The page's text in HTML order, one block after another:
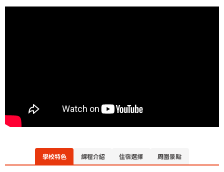
學校特色 課程介紹 住宿選擇 周圍景點